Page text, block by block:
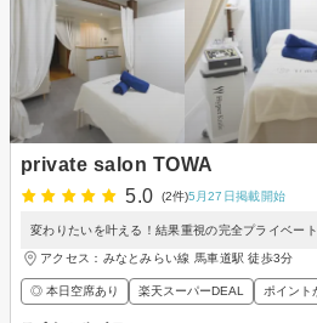
private salon TOWA
5.0
(2件)5月27日掲載開始
変わりたいを叶える！結果重視の完全プライベート
アクセス：みなとみらい線 馬車道駅 徒歩3分
◎ 本日空席あり 楽天スーパーDEAL ポイント